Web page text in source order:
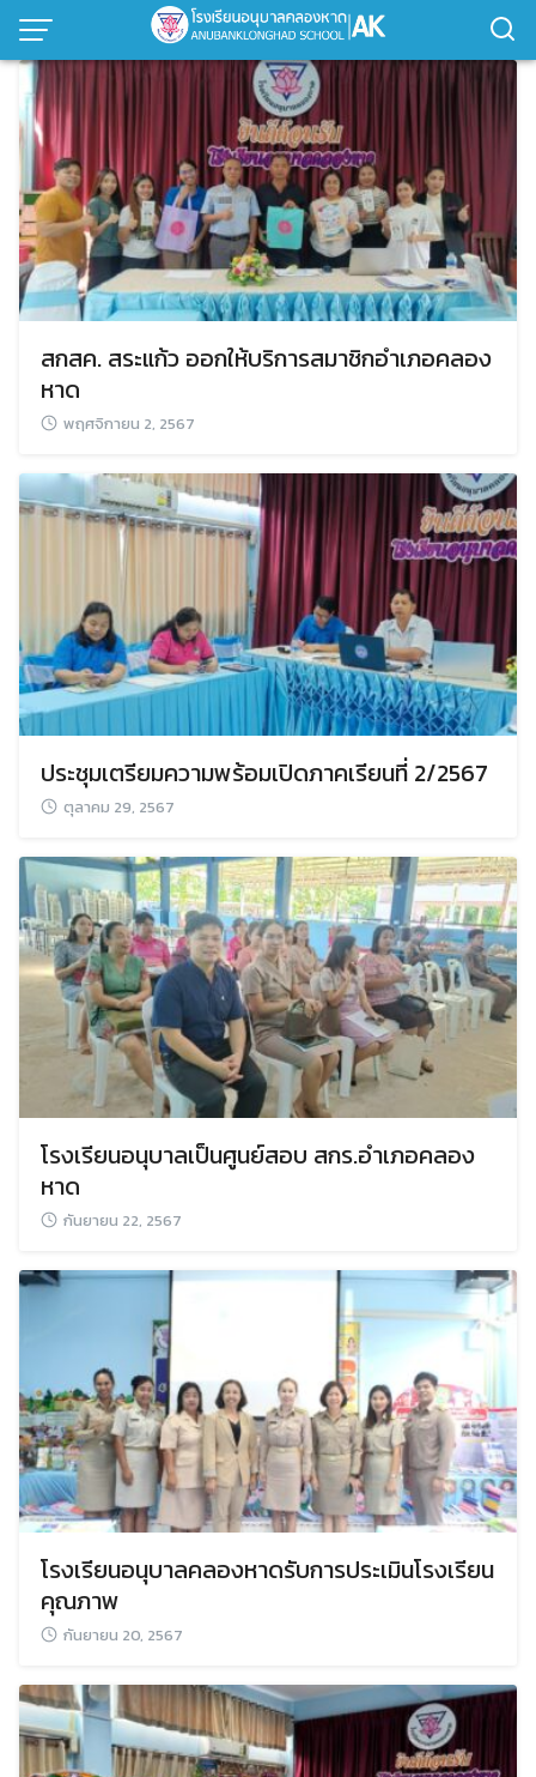
Skip
content
สกสค. สระแก้ว ออกให้บริการสมาชิกอำเภอคลอง
หาด
พฤศจิกายน 2, 2567
ประชุมเตรียมความพร้อมเปิดภาคเรียนที่ 2/2567
ตุลาคม 29, 2567
โรงเรียนอนุบาลเป็นศูนย์สอบ สกร.อำเภอคลอง
หาด
กันยายน 22, 2567
โรงเรียนอนุบาลคลองหาดรับการประเมินโรงเรียน
คุณภาพ
กันยายน 20, 2567